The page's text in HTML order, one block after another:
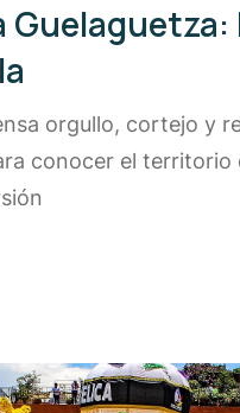
orgullo, cortejo y
conocer el